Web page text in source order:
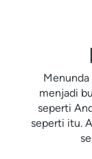
Menunda
menjadi
seperti
seperti itu.